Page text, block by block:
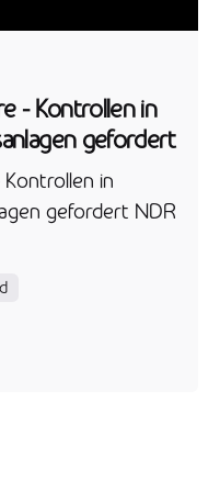
- Kontrollen in
gefordert
in
gefordert NDR